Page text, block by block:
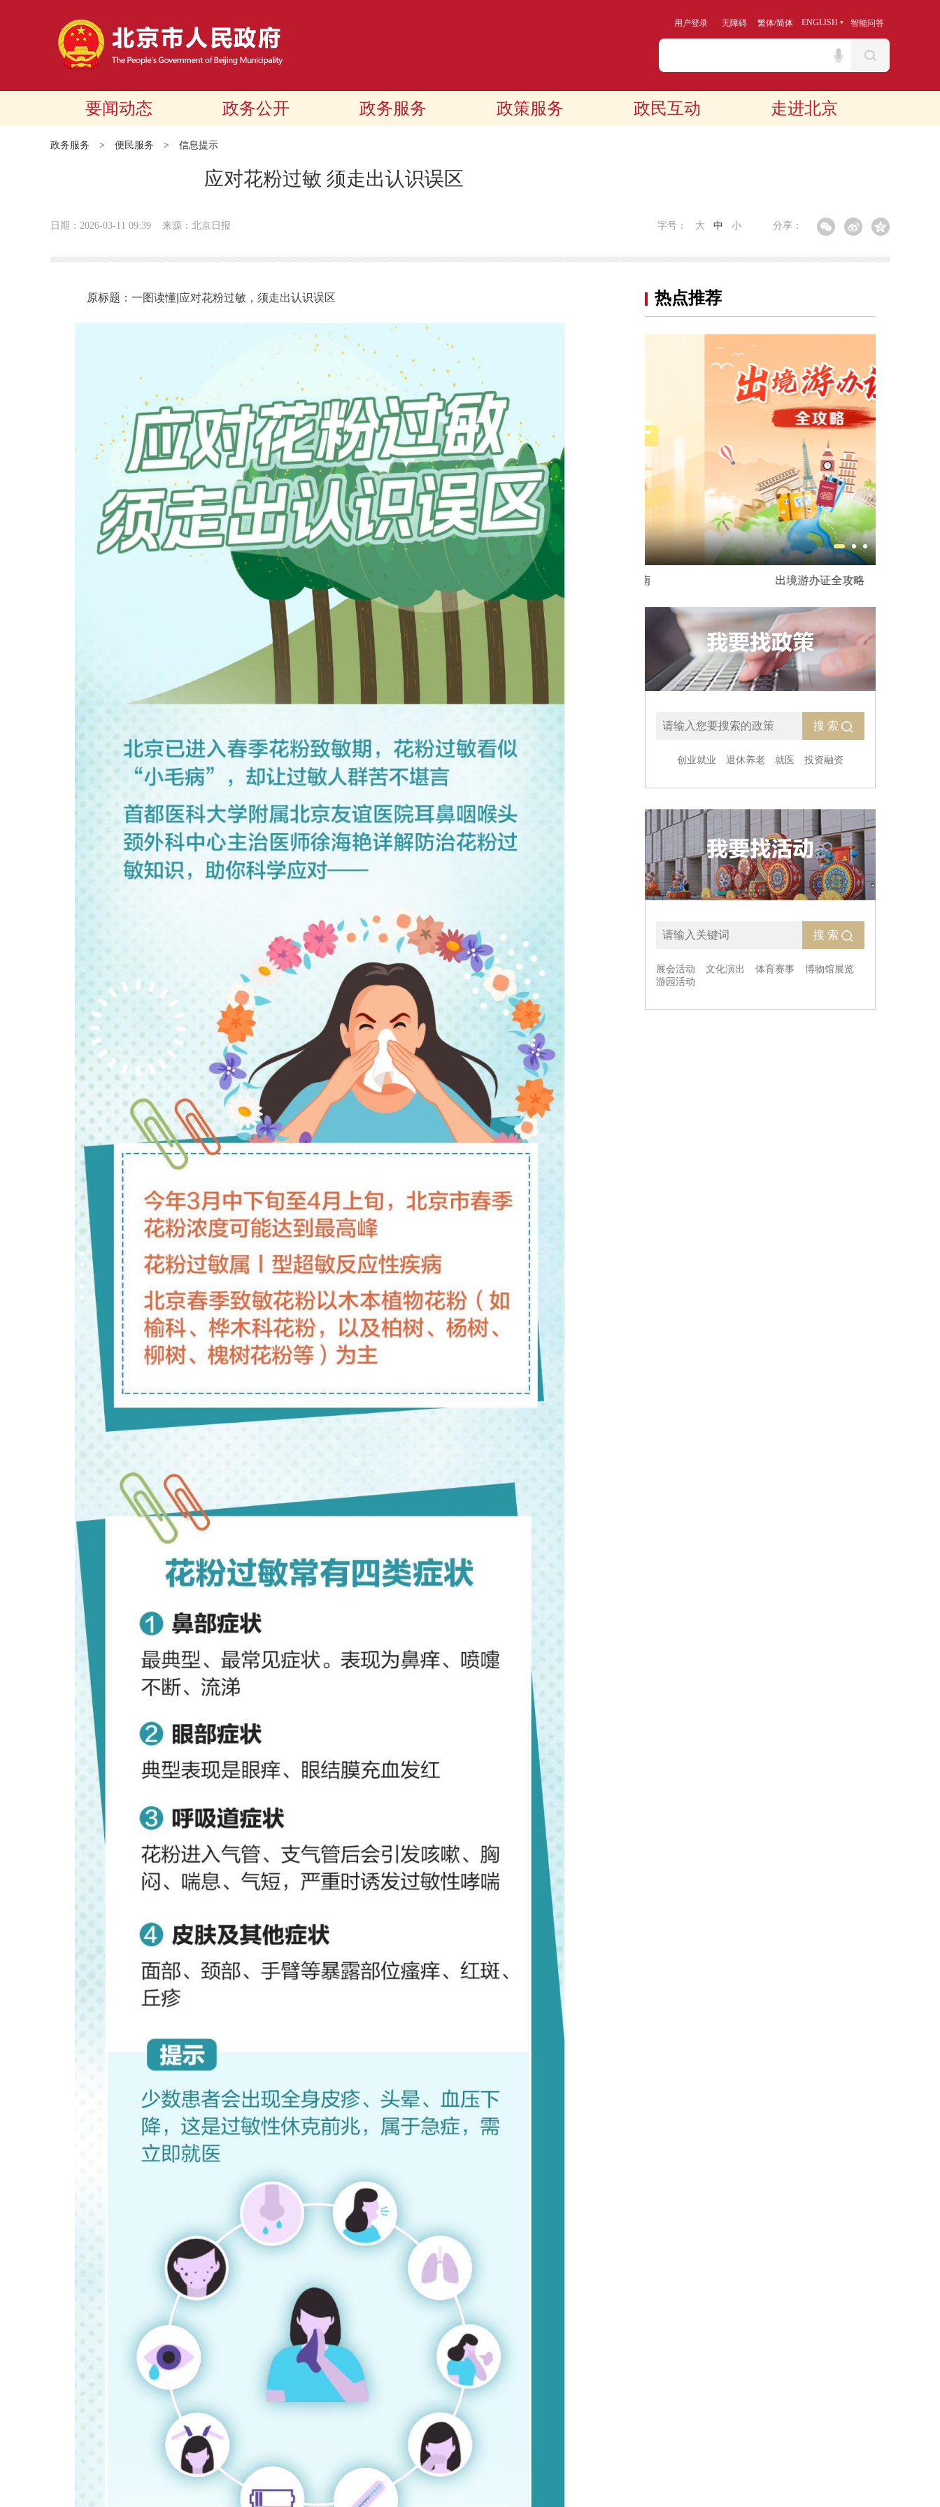
用户登录 无障碍 繁体/简体 ENGLISH 智能问答
要闻动态 政务公开 政务服务 政策服务 政民互动 走进北京
政务服务 > 便民服务 > 信息提示
应对花粉过敏 须走出认识误区
日期：2026-03-11 09:39 来源：北京日报 分享：
字号： 大 中 小
原标题：一图读懂|应对花粉过敏，须走出认识误区 热点推荐